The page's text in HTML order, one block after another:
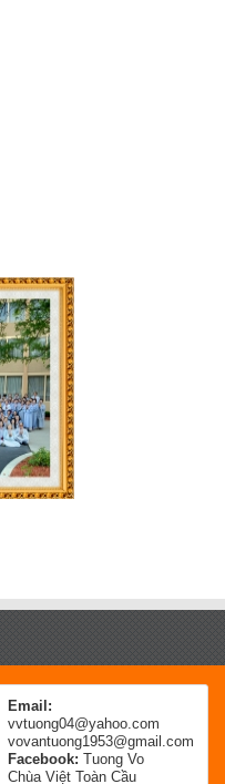
Email:
vvtuong04@yahoo.com
vovantuong1953@gmail.com
Facebook: Tuong Vo
Chùa Việt Toàn Cầu